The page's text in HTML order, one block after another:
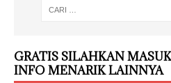
GRATIS SILAHKAN
INFO MENARIK LAINNYA